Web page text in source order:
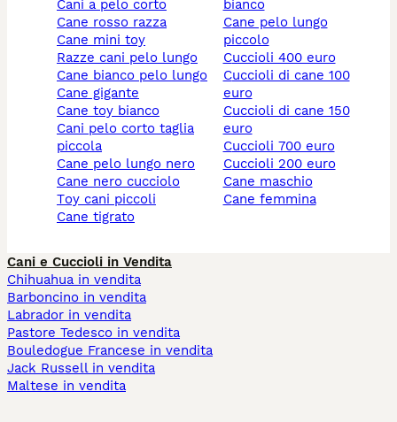
cani a pelo corto
cane rosso razza
cane mini toy
razze cani pelo lungo
cane bianco pelo lungo
cane gigante
cane toy bianco
cani pelo corto taglia
piccola
cane pelo lungo nero
cane nero cucciolo
toy cani piccoli
cane tigrato
bianco
cane pelo lungo
piccolo
cuccioli 400 euro
cuccioli di cane 100
euro
cuccioli di cane 150
euro
cuccioli 700 euro
cuccioli 200 euro
cane maschio
cane femmina
Cani e Cuccioli in Vendita
Chihuahua in vendita
Barboncino in vendita
Labrador in vendita
Pastore Tedesco in vendita
Bouledogue Francese in vendita
Jack Russell in vendita
Maltese in vendita